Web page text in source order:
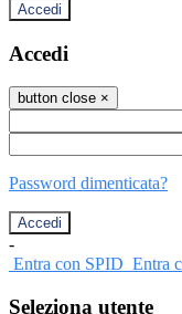
Accedi
Accedi
button close ×
Password dimenticata?
-
Entra con SPID Entra
Seleziona utente